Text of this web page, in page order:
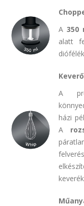
A350
alatt
A
házi
A